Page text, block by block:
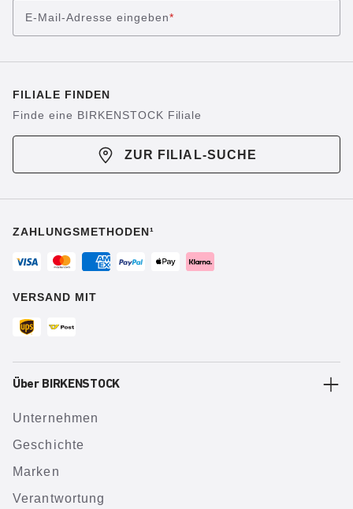
E-Mail-Adresse eingeben*
FILIALE FINDEN
Finde eine BIRKENSTOCK Filiale
ZUR FILIAL-SUCHE
ZAHLUNGSMETHODEN¹
VERSAND MIT
Über BIRKENSTOCK
Unternehmen
Geschichte
Marken
Verantwortung